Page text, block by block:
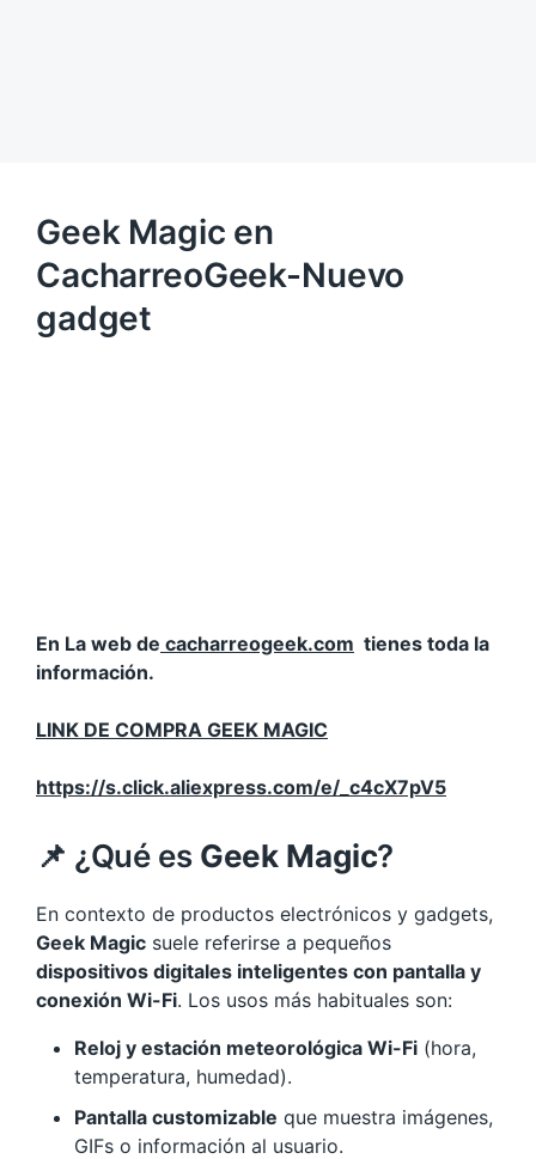
Geek Magic en
CacharreoGeek-Nuevo
gadget
En La web de cacharreogeek.com tienes toda la
información.
LINK DE COMPRA GEEK MAGIC
https://s.click.aliexpress.com/e/_c4cX7pV5
📌 ¿Qué es Geek Magic?
En contexto de productos electrónicos y gadgets,
Geek Magic suele referirse a pequeños
dispositivos digitales inteligentes con pantalla y
conexión Wi-Fi. Los usos más habituales son:
Reloj y estación meteorológica Wi-Fi (hora,
temperatura, humedad).
Pantalla customizable que muestra imágenes,
GIFs o información al usuario.